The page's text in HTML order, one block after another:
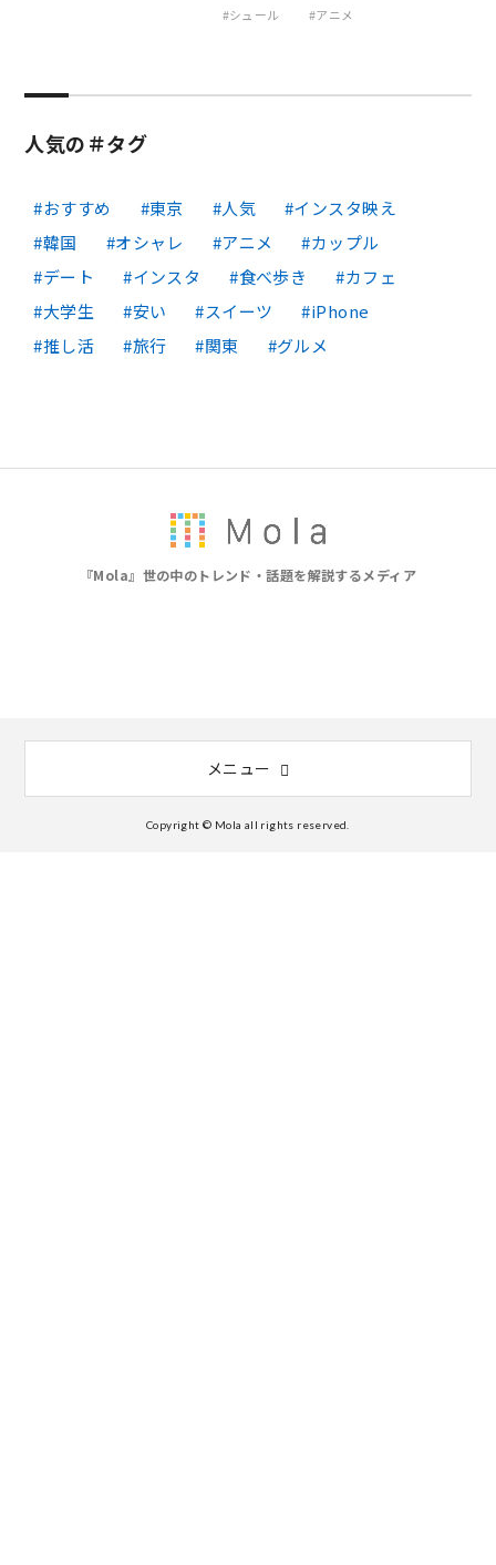
シュール
アニメ
人気の＃タグ
おすすめ 東京 人気
インスタ映え
韓国
オシャレ アニメ
カップル
デート
インスタ 食べ歩き
カフェ
大学生
安い スイーツ
iPhone
推し活
旅行 関東 グルメ
『Mola』世の中のトレンド・話題を解説するメディア
メニュー
Copyright © Mola all rights reserved.